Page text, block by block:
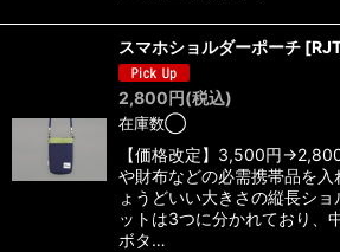
スマホショルダーポーチ [
2,800円(税込)
在庫数◯
【価格改定】3,500円
や財布などの必需携帯品を入
ょうどいい大きさの縦長シ
ットは3つに分かれており、
ボタ…